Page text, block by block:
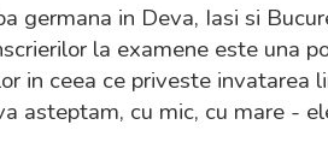
germana in Deva, Iasi si
la examene este una
in ceea ce priveste invatarea
asteptam, cu mic, cu mare -